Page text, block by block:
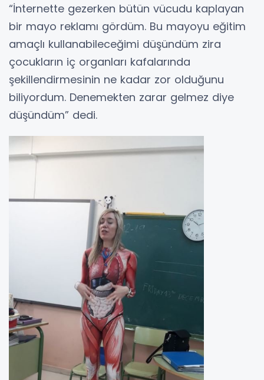
“İnternette gezerken bütün vücudu kaplayan
bir mayo reklamı gördüm. Bu mayoyu eğitim
amaçlı kullanabileceğimi düşündüm zira
çocukların iç organları kafalarında
şekillendirmesinin ne kadar zor olduğunu
biliyordum. Denemekten zarar gelmez diye
düşündüm” dedi.